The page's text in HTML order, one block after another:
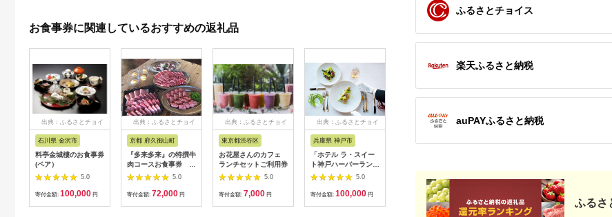
お食事券に関連しているおすすめの返礼品
出典：ふるさとチョイ
ス
石川県 金沢市
料亭金城樓のお食事券
(ペア）
5.0
寄付金額: 100,000 円
出典：ふるさとチョイ
ス
京都 府久御山町
『多来多来』の特撰牛
肉コースお食事券 4
名様分【1131614】
5.0
寄付金額: 72,000 円
出典：ふるさとチョイ
ス
東京都渋谷区
お花屋さんのカフェ
ランチセットご利用券
5.0
寄付金額: 7,000 円
出典：ふるさとチョイ
ス
兵庫県 神戸市
「ホテル ラ・スイー
ト神戸ハーバーラン
ド」レストランディナ
5.0
寄付金額: 100,000 円
出典：ふるさとチョイ
［ 3つのブランドうな
ぎ 天空うなぎ 土佐の
いごっそう 筑紫金う
なぎ 食事券 ギフト券
34,000
出典：JALふるさと納税
84,000円
ふるさとチョイス
楽天ふるさと納税
auPAYふるさと納税
ふるさ